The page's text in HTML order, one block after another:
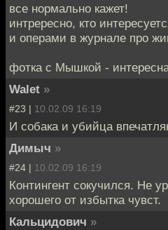
все нормально кажет!
интрересно, кто
и операми в журнале про
фотка с Мышкой -
Walet »
#23 | 10.02.09 16:19
И собака и убийца
Димыч »
#24 | 10.02.09 16:19
Контингент сокучился. Не
хорошего от избытка чувст.
Кальцидович »